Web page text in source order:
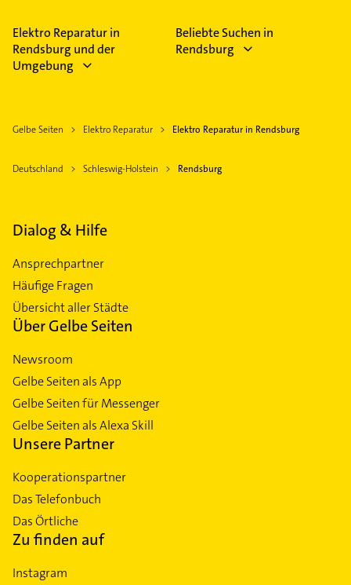
Elektro Reparatur in
Rendsburg und der
Umgebung
Beliebte Suchen in
Rendsburg
Gelbe Seiten Elektro Reparatur Elektro Reparatur in Rendsburg
Deutschland Schleswig-Holstein Rendsburg
Dialog & Hilfe
Ansprechpartner
Häufige Fragen
Übersicht aller Städte
Über Gelbe Seiten
Newsroom
Gelbe Seiten als App
Gelbe Seiten für Messenger
Gelbe Seiten als Alexa Skill
Unsere Partner
Kooperationspartner
Das Telefonbuch
Das Örtliche
Zu finden auf
Instagram